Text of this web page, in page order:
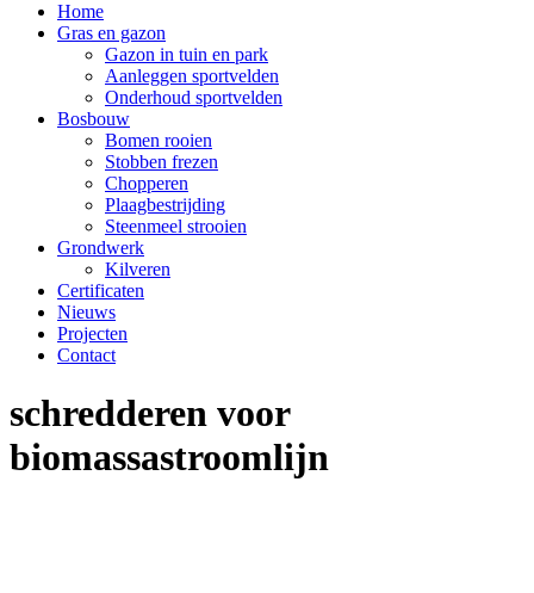
Home
Gras en gazon
Gazon in tuin en park
Aanleggen sportvelden
Onderhoud sportvelden
Bosbouw
Bomen rooien
Stobben frezen
Chopperen
Plaagbestrijding
Steenmeel strooien
Grondwerk
Kilveren
Certificaten
Nieuws
Projecten
Contact
schredderen voor
biomassastroomlijn